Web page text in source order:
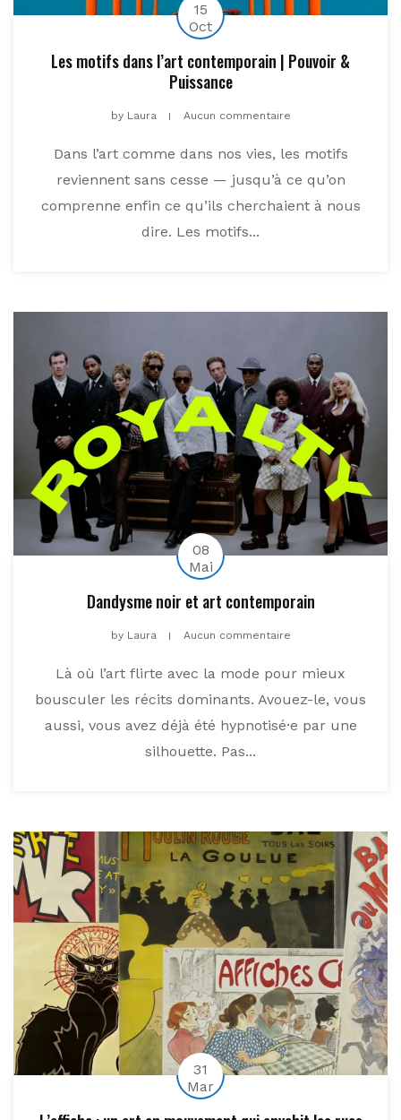
15
Oct
Les motifs dans l’art contemporain | Pouvoir &
Puissance
byLaura Aucun commentaire
Dans l’art comme dans nos vies, les motifs
reviennent sans cesse — jusqu’à ce qu’on
comprenne enfin ce qu’ils cherchaient à nous
dire. Les motifs...
08
Mai
Dandysme noir et art contemporain
byLaura Aucun commentaire
Là où l’art flirte avec la mode pour mieux
bousculer les récits dominants. Avouez-le, vous
aussi, vous avez déjà été hypnotisé·e par une
silhouette. Pas...
31
Mar